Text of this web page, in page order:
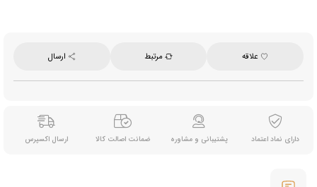
علاقه مرتبط ارسال
دارای نماد اعتماد پشتیبانی و مشاوره ضمانت اصالت کالا ارسال اکسپرس